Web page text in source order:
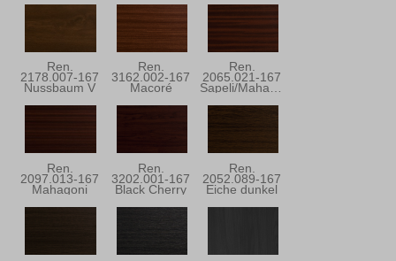
Ren.
2178.007-167
Nussbaum V
Ren.
3162.002-167
Macoré
Ren.
2065.021-167
Sapeli/Mahagoni
Ren.
2097.013-167
Mahagoni
Ren.
3202.001-167
Black Cherry
Ren.
2052.089-167
Eiche dunkel